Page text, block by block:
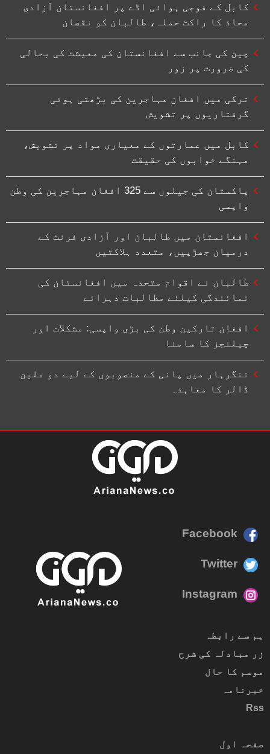
کابل کے فوجی ہوائی اڈے پر افغانستان آزادی
محاذ کا راکٹ حملہ، طالبان کو نقصان
چین کی جانب سے افغانستان کی معیشت کی بحالی
کی ضرورت پر زور
ترکی میں افغان مہاجرین کی بڑھتی ہوئی
گرفتاریوں پر تشویش
کابل میں عمارتوں کے معیاری مواد پر تشویش،
مہنگے خوابوں کی حقیقت
پاکستان کی جیلوں سے 325 افغان مہاجرین کی وطن
واپسی
افغانستان میں طالبان اور آزادی فرنٹ کے
درمیان جھڑپیں، متعدد ہلاکتیں
طالبان نے اقوام متحدہ میں افغانستان کی
نمائندگی کیلئے مطالبات دہرائے
افغان تارکین وطن کی بڑی واپسی: مشکلات اور
چیلنجز کا سامنا
ننگرہار میں پانی کے منصوبوں کے لیے دو ملین
ڈالر کا معاہدہ
Facebook
Twitter
Instagram
ہم سے رابطہ
زر مبادلہ کی شرح
موسم کا حال
خبرنامہ
Rss
صفحہ اول